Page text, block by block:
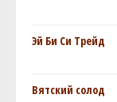
Эй Би Си Трейд
Вятский солод